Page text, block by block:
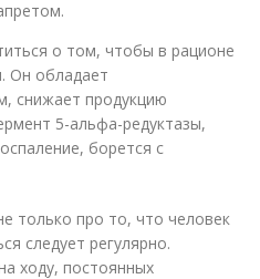
о том, чтобы в рационе
Он обладает
снижает продукцию
5-альфа-редуктазы,
борется с
только про то, что человек
следует регулярно.
ходу, постоянных